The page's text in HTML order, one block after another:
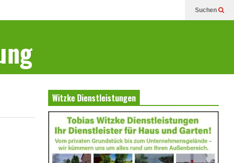
Suchen
Witzke Dienstleistungen